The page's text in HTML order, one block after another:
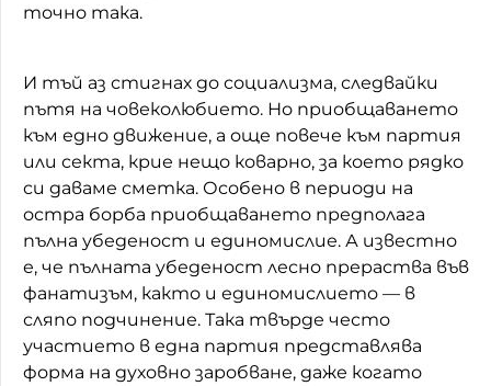
точно така.
И тъй аз стигнах до социализма, следвайки
пътя на човеколюбието. Но приобщаването
към едно движение, а още повече към партия
или секта, крие нещо коварно, за което рядко
си даваме сметка. Особено в периоди на
остра борба приобщаването предполага
пълна убеденост и единомислие. А известно
е, че пълната убеденост лесно прераства във
фанатизъм, както и единомислието — в
сляпо подчинение. Така твърде често
участието в една партия представлява
форма на духовно заробване, даже когато